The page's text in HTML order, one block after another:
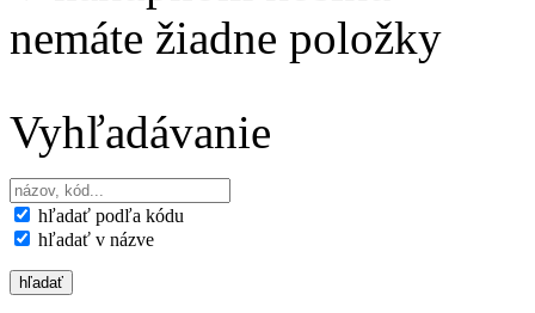
nemáte žiadne položky
Vyhľadávanie
hľadať podľa kódu
hľadať v názve